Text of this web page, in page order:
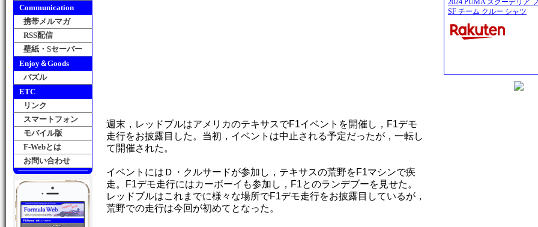
Communication
携帯メルマガ
RSS配信
壁紙・Sセーバー
Enjoy＆Goods
パズル
ETC
リンク
スマートフォン
モバイル版
F-Webとは
お問い合わせ
週末，レッドブルはアメリカのテキサスでF1イベントを開催し，F1デモ
走行をお披露目した。当初，イベントは中止される予定だったが，一転し
て開催された。
イベントにはＤ・クルサードが参加し，テキサスの荒野をF1マシンで疾
走。F1デモ走行にはカーボーイも参加し，F1とのランデブーを見せた。
レッドブルはこれまでに様々な場所でF1デモ走行をお披露目しているが，
荒野での走行は今回が初めてとなった。
2024 PUMA スクーデリア
SF チーム クルー シャツ